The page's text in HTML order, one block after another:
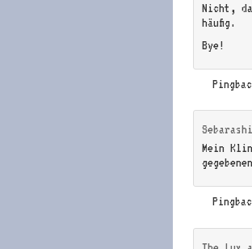
Nicht,
häufig.
Bye!
Mein